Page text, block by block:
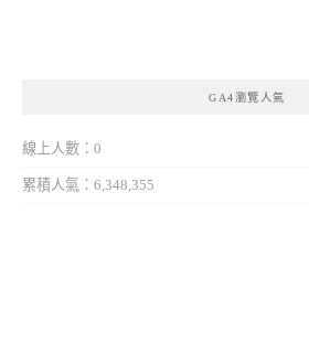
GA4瀏覽人氣
線上人數：0
累積人氣：6,348,355